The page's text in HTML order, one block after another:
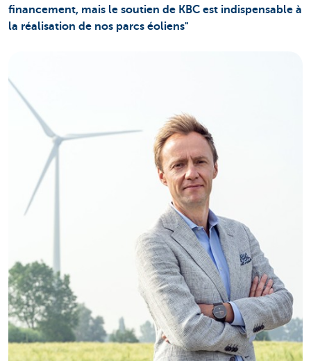
financement, mais le soutien de KBC est indispensable à
la réalisation de nos parcs éoliens"